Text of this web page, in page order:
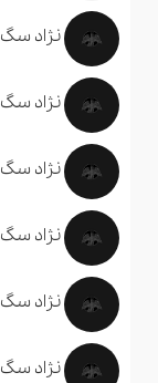
نژاد سگ
نژاد سگ
نژاد سگ
نژاد سگ
نژاد سگ
نژاد سگ